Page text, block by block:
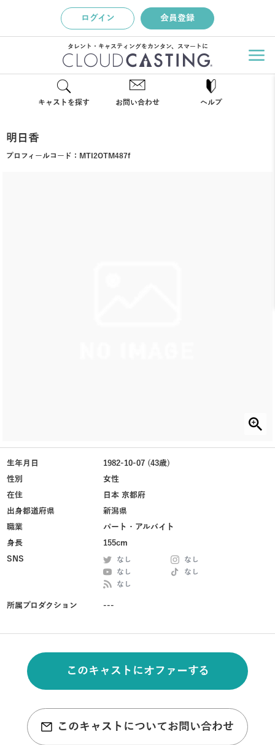
ログイン 会員登録
タレント・キャスティングをカンタン、スマートに
キャストを探す お問い合わせ ヘルプ
明日香
プロフィールコード： MTI2OTM487f
生年月日
1982-10-07 (43歳)
性別
女性
在住
日本 京都府
出身都道府県
新潟県
職業
パート・アルバイト
身長
155cm
SNS
なし
なし
なし
なし
なし
所属プロダクション ---
このキャストにオファーする
このキャストについてお問い合わせ